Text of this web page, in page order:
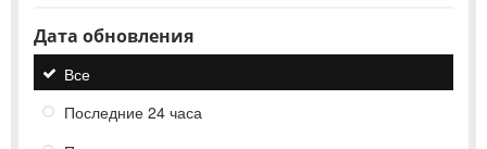
Дата обновления
Все
Последние 24 часа